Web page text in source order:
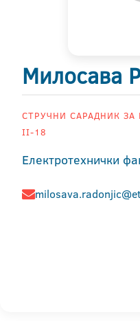
Милосава
СТРУЧНИ САРАДНИК
II-18
Електротехнички